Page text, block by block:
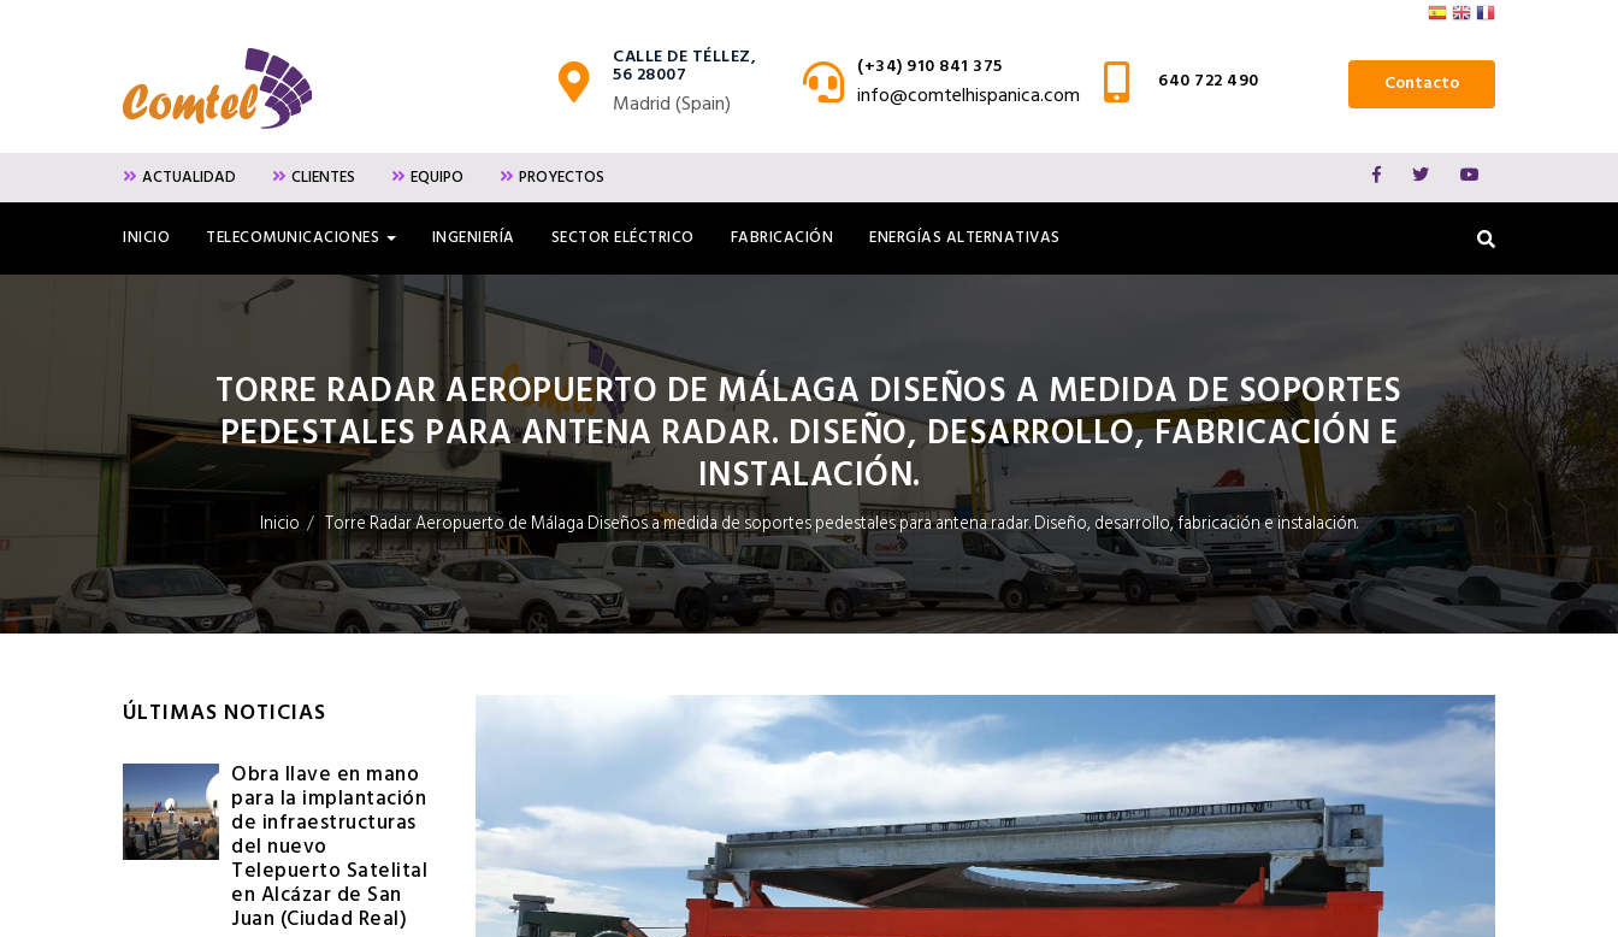
CALLE DE TÉLLEZ,
56 28007
Madrid (Spain)
(+34) 910 841 375
info@comtelhispanica.com 640 722 490 Contacto
ACTUALIDAD CLIENTES EQUIPO PROYECTOS
Menú
principal
INICIO TELECOMUNICACIONES INGENIERÍA SECTOR ELÉCTRICO FABRICACIÓN ENERGÍAS ALTERNATIVAS
TORRE RADAR AEROPUERTO DE MÁLAGA DISEÑOS A MEDIDA DE SOPORTES
PEDESTALES PARA ANTENA RADAR. DISEÑO, DESARROLLO, FABRICACIÓN E
INSTALACIÓN.
Inicio Torre Radar Aeropuerto de Málaga Diseños a medida de soportes pedestales para antena radar. Diseño, desarrollo, fabricación e instalación.
ÚLTIMAS NOTICIAS
Obra llave en mano
para la implantación
de infraestructuras
del nuevo
Telepuerto Satelital
en Alcázar de San
Juan (Ciudad Real)